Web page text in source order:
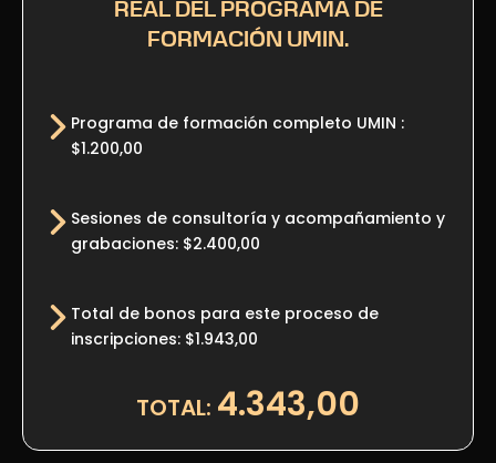
REAL DEL PROGRAMA DE
FORMACIÓN UMIN.
Programa de formación completo UMIN :
$1.200,00
Sesiones de consultoría y acompañamiento y
grabaciones: $2.400,00
Total de bonos para este proceso de
inscripciones: $1.943,00
TOTAL: 4.343,00